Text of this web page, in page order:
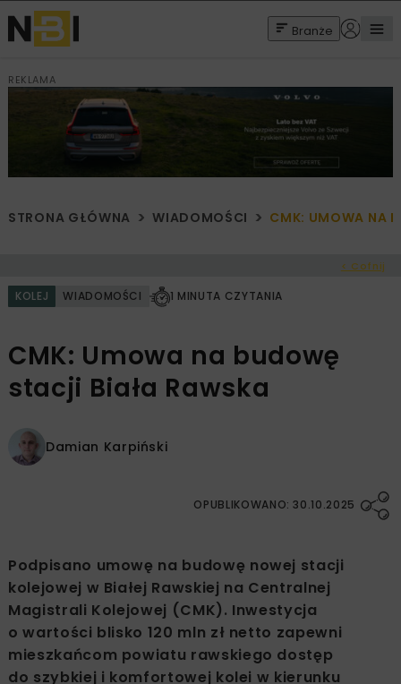
Branże
REKLAMA
STRONA GŁÓWNA WIADOMOŚCI CMK: UMOWA NA
< Cofnij
KOLEJ WIADOMOŚCI 1 MINUTA CZYTANIA
CMK: Umowa na budowę
stacji Biała Rawska
Damian Karpiński
OPUBLIKOWANO: 30.10.2025
Podpisano umowę na budowę nowej stacji
kolejowej w Białej Rawskiej na Centralnej
Magistrali Kolejowej (CMK). Inwestycja
o wartości blisko 120 mln zł netto zapewni
mieszkańcom powiatu rawskiego dostęp
do szybkiej i komfortowej kolei w kierunku